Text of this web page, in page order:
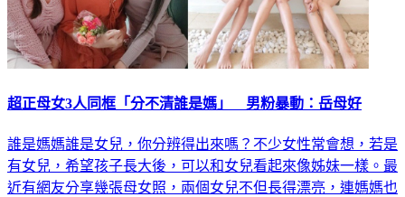
超正母女3人同框「分不清誰是媽」 男粉暴動：岳母好
誰是媽媽誰是女兒，你分辨得出來嗎？不少女性常會想，若是
有女兒，希望孩子長大後，可以和女兒看起來像姊妹一樣。最
近有網友分享幾張母女照，兩個女兒不但長得漂亮，連媽媽也